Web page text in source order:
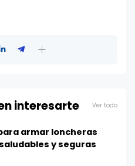
interesarte Ver todo
armar loncheras
y seguras